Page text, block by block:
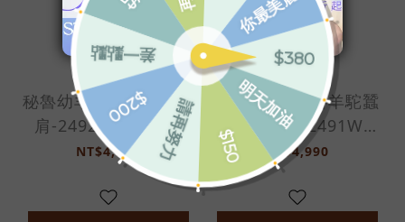
秘魯幼羊駝人魚光緞披
肩-2492WS-粉玫瑰
NT$4,990
ST.MALO 秘魯羊駝蠶
絲光暈披肩-2491WS-
玫瑰粉/紫紅色
NT$4,990